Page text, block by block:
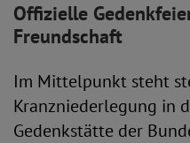
Offizielle
Freundschaft
Im Mittelpunkt steht
Kranzniederlegung in
Gedenkstätte der